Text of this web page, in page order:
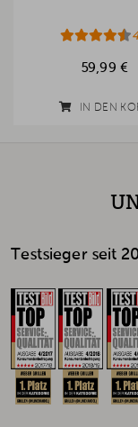
59,99 €
IN DEN
Testsieger seit